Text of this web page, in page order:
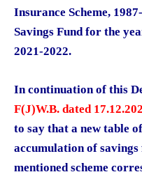
Insurance Scheme,
Savings Fund for the
2021-2022.
In continuation of this
F(J)W.B. dated
to say that a new table
accumulation of savings
mentioned scheme